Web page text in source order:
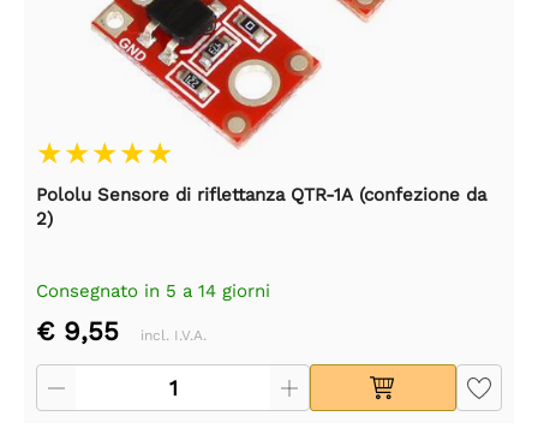
Pololu Sensore di riflettanza QTR-1A (confezione da
2)
Consegnato in 5 a 14 giorni
€ 9,55 incl. I.V.A.